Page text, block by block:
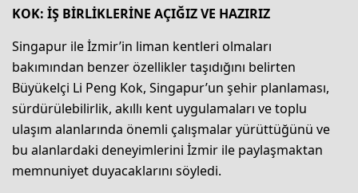
KOK: İŞ BİRLİKLERİNE AÇIĞIZ VE HAZIRIZ
Singapur ile İzmir’in liman kentleri olmaları
bakımından benzer özellikler taşıdığını belirten
Büyükelçi Li Peng Kok, Singapur’un şehir planlaması,
sürdürülebilirlik, akıllı kent uygulamaları ve toplu
ulaşım alanlarında önemli çalışmalar yürüttüğünü ve
bu alanlardaki deneyimlerini İzmir ile paylaşmaktan
memnuniyet duyacaklarını söyledi.